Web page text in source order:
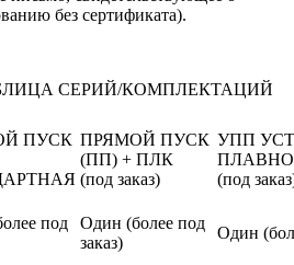
без сертификата).
СЕРИЙ/КОМПЛЕКТАЦИЙ
ПУСК ПРЯМОЙ ПУСК
(ПП) + ПЛК
(под заказ)
УПП
(под
под
Один (более под
заказ)
Один